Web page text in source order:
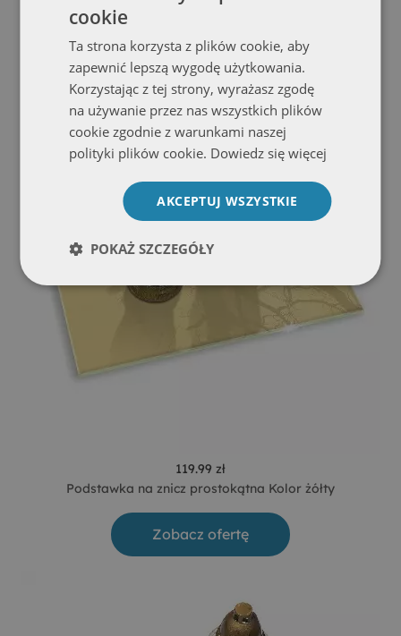
Szklana podstawka pod znicz prostokątna Kolor beżowy
Zobacz ofertę
119.99 zł
Podstawka na znicz prostokątna Kolor żółty
Zobacz ofertę
cookie
Ta strona korzysta z plików cookie, aby
zapewnić lepszą wygodę użytkowania.
Korzystając z tej strony, wyrażasz zgodę
na używanie przez nas wszystkich plików
cookie zgodnie z warunkami naszej
polityki plików cookie. Dowiedz się więcej
AKCEPTUJ WSZYSTKIE
POKAŻ SZCZEGÓŁY